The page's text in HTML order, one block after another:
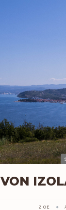
VON
ZOE